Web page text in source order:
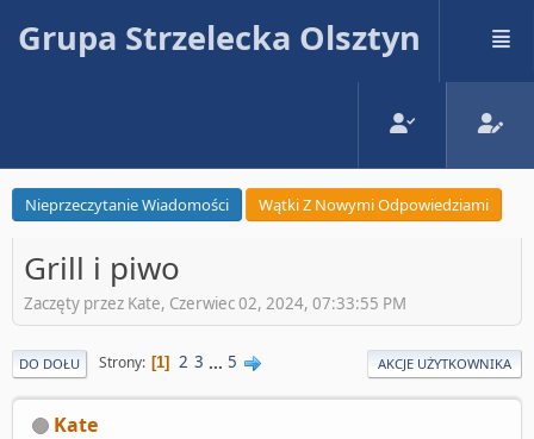
Grupa Strzelecka Olsztyn
Nieprzeczytanie Wiadomości Wątki Z Nowymi Odpowiedziami
Grill i piwo
Zaczęty przez Kate, Czerwiec 02, 2024, 07:33:55 PM
DO DOŁU Strony 1 2 3 ... 5 AKCJE UŻYTKOWNIKA
Kate